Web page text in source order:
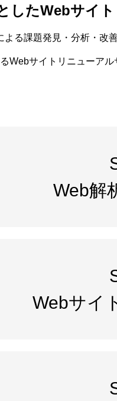
したWebサイ
よる課題発⾒・分析・改
Webサイトリニューア
Web解
Webサイ